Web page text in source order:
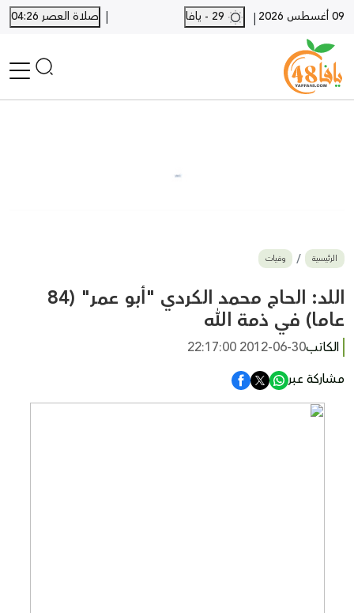
09 أغسطس 2026 |
| صلاة العصر 04:26
بيع وشراء
أخبار القدس
وفيات
المزيد
ارسل خبر
الرئيسية وفيات
اللد: الحاج محمد الكردي "أبو عمر" (84
عاما) في ذمة الله
الكاتب2012-06-30 22:17:00
مشاركة عبر